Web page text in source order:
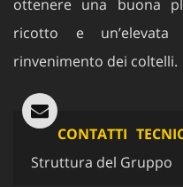
ottenere una buona
ricotto e
rinvenimento dei coltelli.
CONTATTI
Struttura del Gruppo